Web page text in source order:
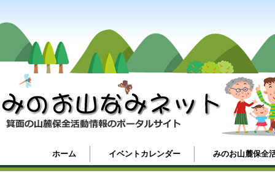
ホーム イベントカレンダー みのお山麓保全